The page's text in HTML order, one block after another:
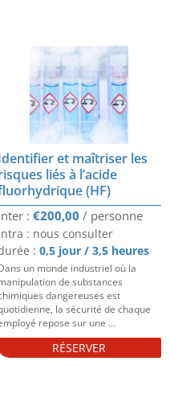
et maîtriser les
liés à l’acide
(HF)
€200,00
: nous consulter
: 0,5 jour / 3,5 heures
un monde industriel où la
de substances
dangereuses est
la sécurité de chaque
repose sur une ...
RÉSERVER